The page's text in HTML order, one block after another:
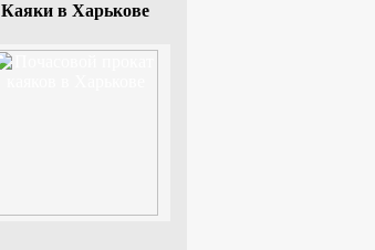
Каяки в Харькове